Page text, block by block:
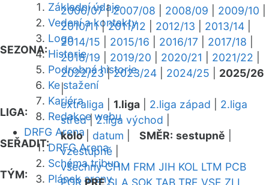
Základní údaje
Vedení a kontakty
Logo
Historie
Podrobná historie
Ke stažení
Kariéra
Redakce webu
DRFG Arena
DRFG Arena
Schéma tribun
Plánek areny
SEZONA:
2006/07|2007/08 2008/09 2009/10
2010/11|2011/12 2012/13 2013/14
2014/15
2015/16 2016/17 2017/18
2018/19
2019/20 2020/21 2021/22
2022/23|2023/24 2024/25
2025/26
|
LIGA:
extraliga 1.liga 2.liga západ
2.liga
střed|2.liga východ
SEŘADIT:
kolo| datum SMĚR: sestupně
vzestupně
TÝM:
všechny CHM FRM JIH KOL LTM PCB
POR PRE SLA SOK TAB TRE VSE ZLI